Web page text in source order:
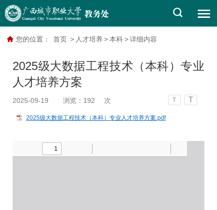
您的位置： 首页 > 人才培养 > 本科 > 详细内容
2025级大数据工程技术（本科）专业
人才培养方案
2025-09-19 浏览： 192 次 T T
2025级大数据工程技术（本科）专业人才培养方案.pdf